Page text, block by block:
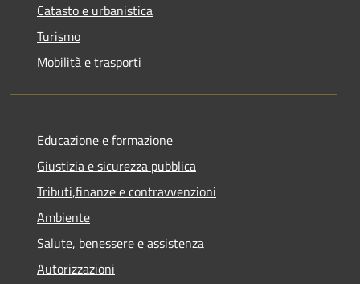
Catasto e urbanistica
Turismo
Mobilità e trasporti
Educazione e formazione
Giustizia e sicurezza pubblica
Tributi,finanze e contravvenzioni
Ambiente
Salute, benessere e assistenza
Autorizzazioni